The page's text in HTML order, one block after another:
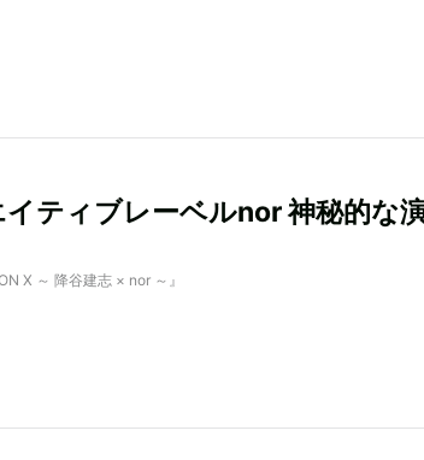
ティブレーベルnor 神秘的な
X ～ 降谷建志 × nor ～』